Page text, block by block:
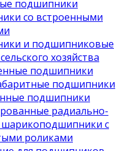
подшипники
со встроенными
и подшипниковые
хозяйства
подшипники
подшипники
подшипники
радиально-
с
роликами